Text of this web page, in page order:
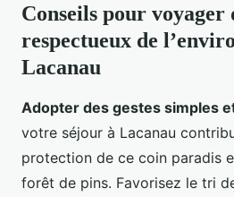
Conseils pour voyager
respectueux de
Lacanau
Adopter des gestes simples
votre séjour à Lacanau
protection de ce coin paradis
forêt de pins. Favorisez le tri